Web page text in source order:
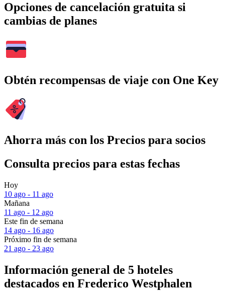
Opciones de cancelación gratuita si
cambias de planes
Obtén recompensas de viaje con One Key
Ahorra más con los Precios para socios
Consulta precios para estas fechas
Hoy
10 ago - 11 ago
Mañana
11 ago - 12 ago
Este fin de semana
14 ago - 16 ago
Próximo fin de semana
21 ago - 23 ago
Información general de 5 hoteles
destacados en Frederico Westphalen